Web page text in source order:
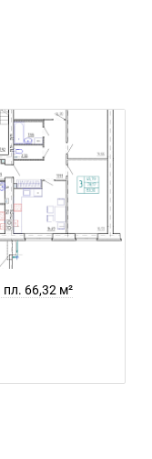
66,32 м²